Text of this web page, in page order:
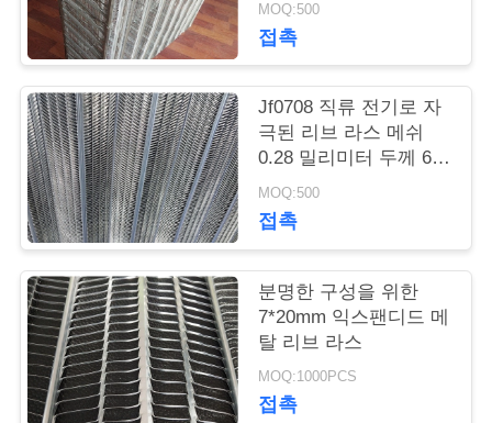
기
조
회
를
요
청
하
다
MOQ:500
접촉
Jf0708 직류 전기로 자
극된 리브 라스 메쉬
0.28 밀리미터 두께 600
밀리미터 폭
MOQ:500
접촉
분명한 구성을 위한
7*20mm 익스팬디드 메
탈 리브 라스
MOQ:1000PCS
접촉